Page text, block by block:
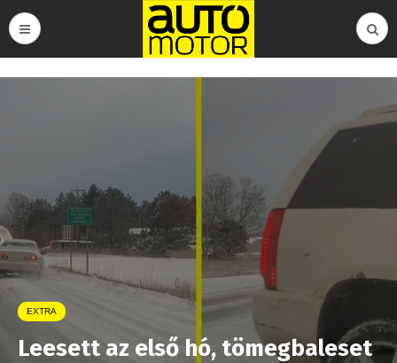
EXTRA
Leesett az első hó, tömegbaleset